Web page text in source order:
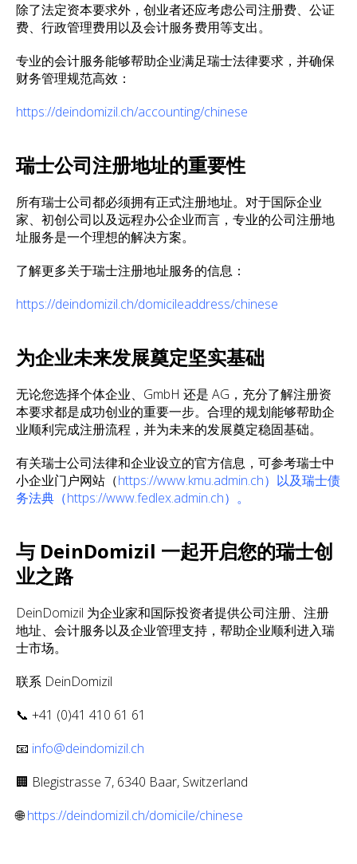
除了法定资本要求外，创业者还应考虑公司注册费、公证
费、行政管理费用以及会计服务费用等支出。
专业的会计服务能够帮助企业满足瑞士法律要求，并确保
财务管理规范高效：
https://deindomizil.ch/accounting/chinese
瑞士公司注册地址的重要性
所有瑞士公司都必须拥有正式注册地址。对于国际企业
家、初创公司以及远程办公企业而言，专业的公司注册地
址服务是一个理想的解决方案。
了解更多关于瑞士注册地址服务的信息：
https://deindomizil.ch/domicileaddress/chinese
为企业未来发展奠定坚实基础
无论您选择个体企业、GmbH 还是 AG，充分了解注册资
本要求都是成功创业的重要一步。合理的规划能够帮助企
业顺利完成注册流程，并为未来的发展奠定稳固基础。
有关瑞士公司法律和企业设立的官方信息，可参考瑞士中
小企业门户网站（https://www.kmu.admin.ch）以及瑞士债
务法典（https://www.fedlex.admin.ch）。
与 DeinDomizil 一起开启您的瑞士创
业之路
DeinDomizil 为企业家和国际投资者提供公司注册、注册
地址、会计服务以及企业管理支持，帮助企业顺利进入瑞
士市场。
联系 DeinDomizil
📞 +41 (0)41 410 61 61
📧 info@deindomizil.ch
🏢 Blegistrasse 7, 6340 Baar, Switzerland
🌐https://deindomizil.ch/domicile/chinese